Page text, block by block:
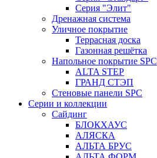
Серия "Элит"
Дренажная система
Уличное покрытие
Террасная доска
Газонная решётка
Напольное покрытие SPC
ALTA STEP
ГРАНД СТЭП
Стеновые панели SPC
Серии и коллекции
Сайдинг
БЛОКХАУС
АЛЯСКА
АЛЬТА БРУС